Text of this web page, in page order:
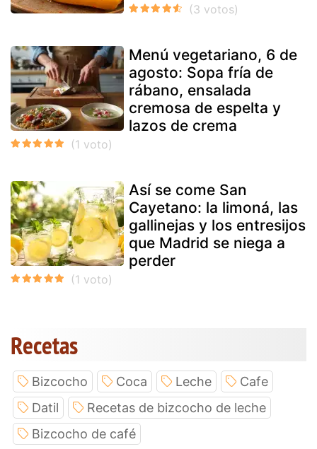
Menú vegetariano, 6 de
agosto: Sopa fría de
rábano, ensalada
cremosa de espelta y
lazos de crema
Así se come San
Cayetano: la limoná, las
gallinejas y los entresijos
que Madrid se niega a
perder
Recetas
Bizcocho Coca Leche
Cafe
Datil
Recetas de bizcocho de leche
Bizcocho de café